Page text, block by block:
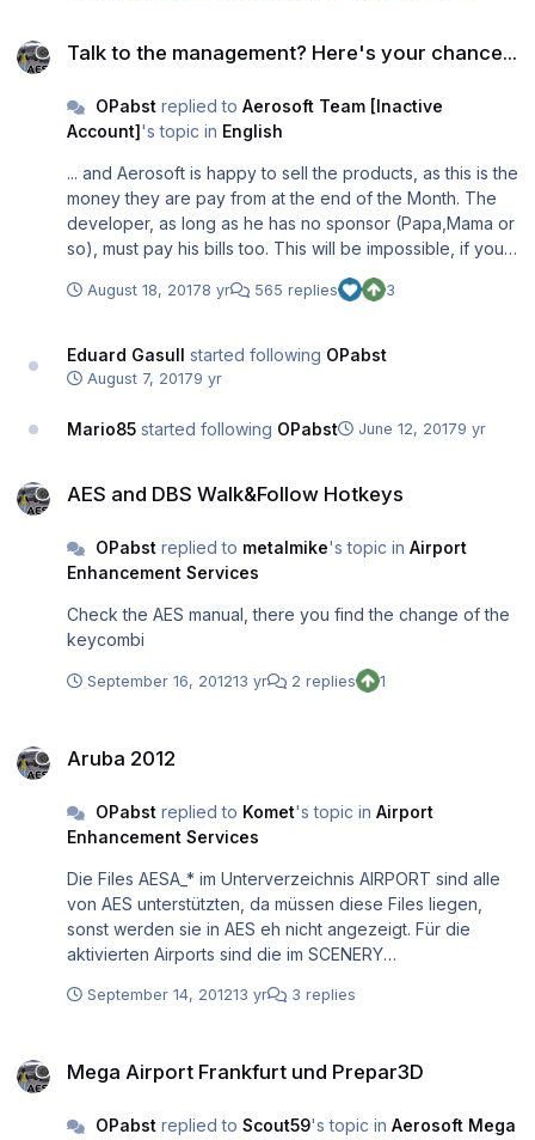
Talk to the management? Here's your chance...
OPabstreplied to Aerosoft Team [Inactive
Account]'s topic in English
... and Aerosoft is happy to sell the products, as this is the
money they are pay from at the end of the Month. The
developer, as long as he has no sponsor (Papa,Mama or
so), must pay his bills too. This will be impossible, if you
work weeks to make the product compatible for a new
plattform, optimize the code for the needs of the new
everybody gets it as a gift for free. We don't talk about
bugfixing here, as long as the P3D V4 is not defined as a
there are humans behind, which spend time and
the addons he has payed for on that plattform they was
(by paying the full price for in many parts the same code
btw) must expect, that addons needs invest to follow the
a small fee.
August 18, 20178 yr 565 replies 3
Eduard Gasull started following OPabst
August 7, 20179 yr
Mario85 started following OPabst June 12, 20179 yr
AES and DBS Walk&Follow Hotkeys
OPabstreplied to metalmike's topic in Airport
Enhancement Services
Check the AES manual, there you find the change of the
keycombi
September 16, 201213 yr 2 replies 1
Aruba 2012
OPabstreplied to Komet's topic in Airport
Enhancement Services
Die Files AESA_* im Unterverzeichnis AIRPORT sind alle
von AES unterstützten, da müssen diese Files liegen,
sonst werden sie in AES eh nicht angezeigt. Für die
aktivierten Airports sind die im SCENERY
dier TNCA Files liegen. Wenn die Airportscenery korrekt
Scenery nach, ob es dort ein
September 14, 201213 yr 3 replies
Mega Airport Frankfurt und Prepar3D
OPabstreplied to Scout59's topic in Aerosoft Mega